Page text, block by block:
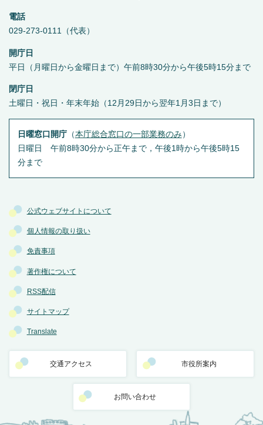
公式ウェブサイトについて
個人情報の取り扱い
免責事項
著作権について
RSS配信
サイトマップ
Translate
交通アクセス 市役所案内
お問い合わせ
電話
029-273-0111（代表）
開庁日
平日（月曜日から金曜日まで）午前8時30分から午後5時15分まで
閉庁日
土曜日・祝日・年末年始（12月29日から翌年1月3日まで）
日曜窓口開庁（本庁総合窓口の一部業務のみ ）
日曜日 午前8時30分から正午まで，午後1時から午後5時15
分まで